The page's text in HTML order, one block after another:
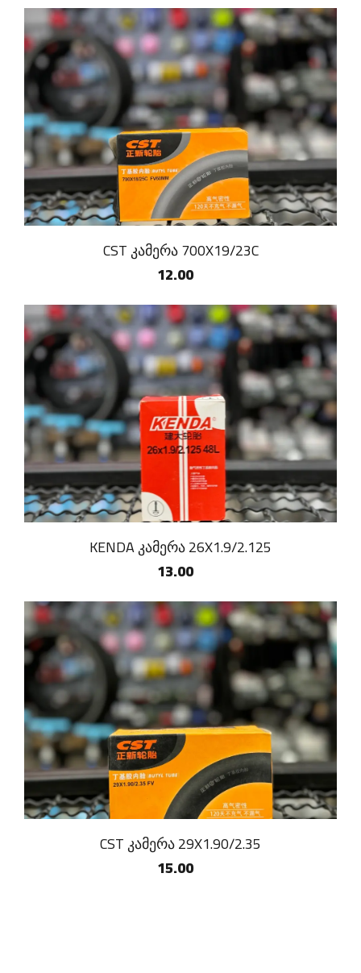
CST კამერა 700X19/23C
12.00
KENDA კამერა 26X1.9/2.125
13.00
CST კამერა 29X1.90/2.35
15.00